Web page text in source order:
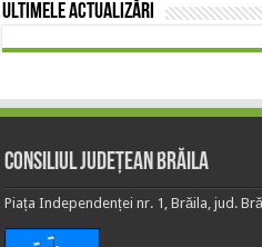
Ultimele actualizări
Consiliul Județean Brăila
Piața Independenței nr. 1, Brăila, jud.